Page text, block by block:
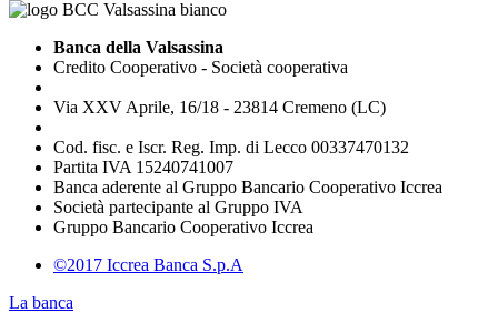
Banca della Valsassina
Credito Cooperativo - Società cooperativa
Via XXV Aprile, 16/18 - 23814 Cremeno (LC)
Cod. fisc. e Iscr. Reg. Imp. di Lecco 00337470132
Partita IVA 15240741007
Banca aderente al Gruppo Bancario Cooperativo Iccrea
Società partecipante al Gruppo IVA
Gruppo Bancario Cooperativo Iccrea
©2017 Iccrea Banca S.p.A
La banca